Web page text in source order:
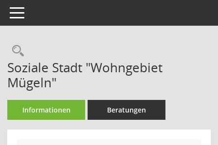
Toggle navigation
Rechercheauswahl
Soziale Stadt "Wohngebiet
Mügeln"
Informationen Beratungen